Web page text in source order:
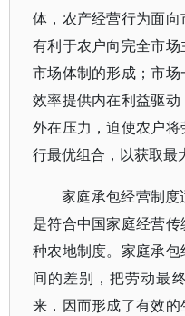
体，农产经营行为面向
有利于农户向完全市
市场体制的形成；市
效率提供内在利益驱
外在压力，迫使农户
行最优组合，以获取最
家庭承包经营制度
是符合中国家庭经营
种农地制度。家庭承
间的差别，把劳动最
来．因而形成了有效